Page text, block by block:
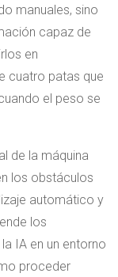
manuales, sino
capaz de
en
cuatro patas que
el peso se
de la máquina
los obstáculos
automático y
los
IA en un entorno
proceder